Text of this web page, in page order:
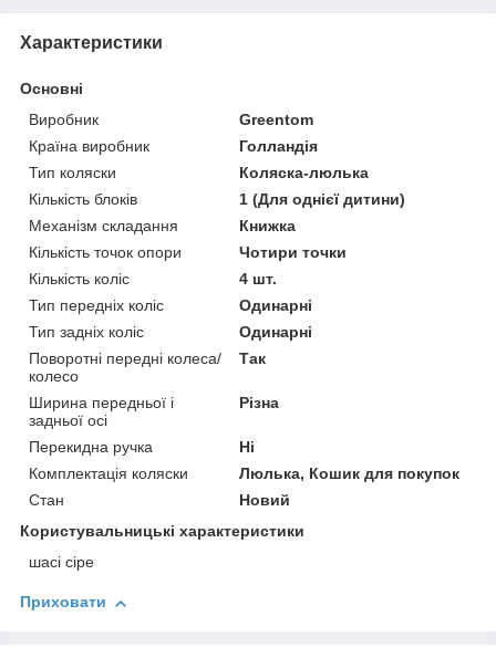
Характеристики
Основні
Виробник
Greentom
Країна виробник
Голландія
Тип коляски
Коляска-люлька
Кількість блоків
1 (Для однієї дитини)
Механізм складання
Книжка
Кількість точок опори
Чотири точки
Кількість коліс
4 шт.
Тип передніх коліс
Одинарні
Тип задніх коліс
Одинарні
Поворотні передні колеса/
колесо
Так
Ширина передньої і
задньої осі
Різна
Перекидна ручка
Ні
Комплектація коляски
Люлька, Кошик для покупок
Стан
Новий
Користувальницькі характеристики
шасі сіре
Приховати